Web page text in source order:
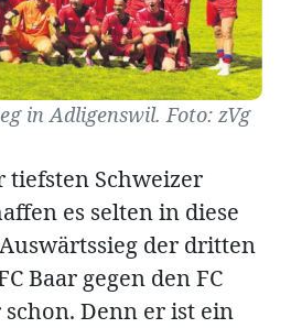
in Adligenswil. Foto: zVg
tiefsten Schweizer
es selten in diese
der dritten
Baar gegen den FC
Denn er ist ein